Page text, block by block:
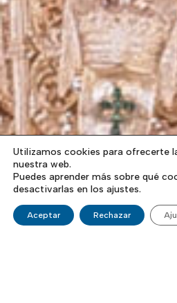
Utilizamos cookies para ofrecerte
nuestra web.
Puedes aprender más sobre qué
desactivarlas en los ajustes.
Aceptar Rechazar